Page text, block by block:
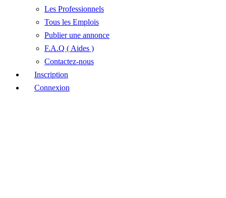
Les Professionnels
Tous les Emplois
Publier une annonce
F.A.Q ( Aides )
Contactez-nous
Inscription
Connexion